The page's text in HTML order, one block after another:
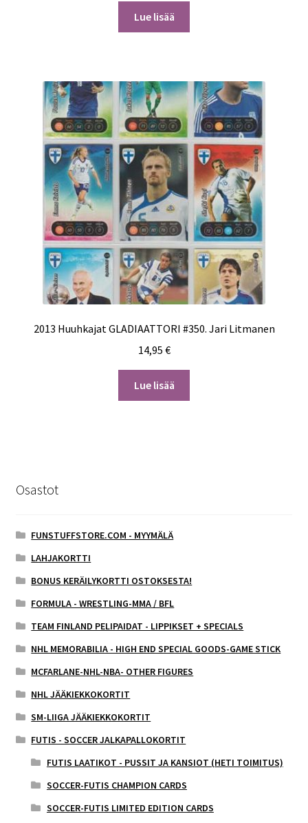
Lue lisää
2013 Huuhkajat GLADIAATTORI #350. Jari Litmanen
14,95 €
Lue lisää
Osastot
FUNSTUFFSTORE.COM - MYYMÄLÄ
LAHJAKORTTI
BONUS KERÄILYKORTTI OSTOKSESTA!
FORMULA - WRESTLING-MMA / BFL
TEAM FINLAND PELIPAIDAT - LIPPIKSET + SPECIALS
NHL MEMORABILIA - HIGH END SPECIAL GOODS-GAME STICK
MCFARLANE-NHL-NBA- OTHER FIGURES
NHL JÄÄKIEKKOKORTIT
SM-LIIGA JÄÄKIEKKOKORTIT
FUTIS - SOCCER JALKAPALLOKORTIT
FUTIS LAATIKOT - PUSSIT JA KANSIOT (HETI TOIMITUS)
SOCCER-FUTIS CHAMPION CARDS
SOCCER-FUTIS LIMITED EDITION CARDS